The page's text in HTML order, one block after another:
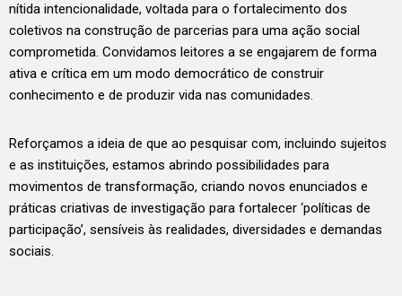
nítida intencionalidade, voltada para o fortalecimento dos
coletivos na construção de parcerias para uma ação social
comprometida. Convidamos leitores a se engajarem de forma
ativa e crítica em um modo democrático de construir
conhecimento e de produzir vida nas comunidades.
Reforçamos a ideia de que ao pesquisar com, incluindo sujeitos
e as instituições, estamos abrindo possibilidades para
movimentos de transformação, criando novos enunciados e
práticas criativas de investigação para fortalecer ‘políticas de
participação’, sensíveis às realidades, diversidades e demandas
sociais.